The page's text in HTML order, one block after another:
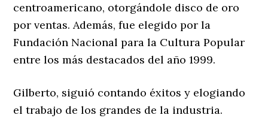
centroamericano, otorgándole disco de oro
por ventas. Además, fue elegido por la
Fundación Nacional para la Cultura Popular
entre los más destacados del año 1999.
Gilberto, siguió contando éxitos y elogiando
el trabajo de los grandes de la industria.